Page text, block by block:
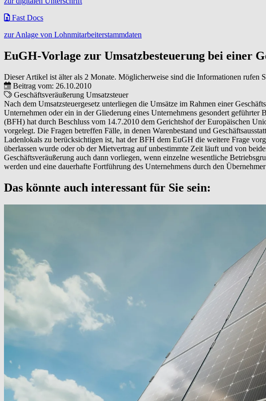
Fast Docs
zur Anlage von Lohnmitarbeiterstammdaten
EuGH-Vorlage zur Umsatzbesteuerung bei einer
Dieser Artikel ist älter als 2 Monate. Möglicherweise sind die Informationen rufen
Beitrag vom: 26.10.2010
Geschäftsveräußerung Umsatzsteuer
Nach dem Umsatzsteuergesetz unterliegen die Umsätze im Rahmen einer
Unternehmen oder ein in der Gliederung eines Unternehmens gesondert
(BFH) hat durch Beschluss vom 14.7.2010 dem Gerichtshof der Europäischen
vorgelegt. Die Fragen betreffen Fälle, in denen Warenbestand und
Ladenlokals zu berücksichtigen ist, hat der BFH dem EuGH die weitere Frage
überlassen wurde oder ob der Mietvertrag auf unbestimmte Zeit läuft und von
Geschäftsveräußerung auch dann vorliegen, wenn einzelne wesentliche
werden und eine dauerhafte Fortführung des Unternehmens durch den
Das könnte auch interessant für Sie sein: